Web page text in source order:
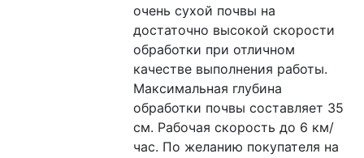
очень сухой почвы на
достаточно высокой скорости
обработки при отличном
качестве выполнения работы.
Максимальная глубина
обработки почвы составляет 35
см. Рабочая скорость до 6 км/
час. По желанию покупателя на